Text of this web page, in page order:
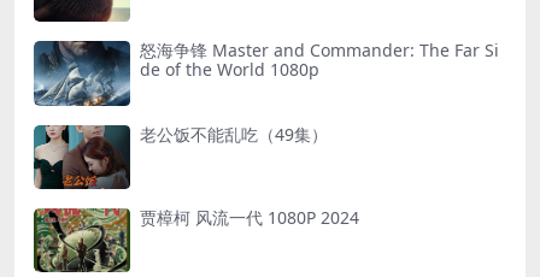
怒海争锋 Master and Commander: The Far Si
de of the World 1080p
老公饭不能乱吃（49集）
贾樟柯 风流一代 1080P 2024